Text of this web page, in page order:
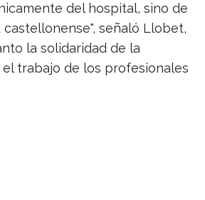
del hospital, sino de
señaló Llobet,
la solidaridad de la
trabajo de los profesionales